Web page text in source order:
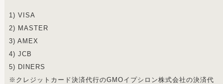
1) VISA
2) MASTER
3) AMEX
4) JCB
5) DINERS
※クレジットカード決済代行のGMOイプシロン株式会社の決済代